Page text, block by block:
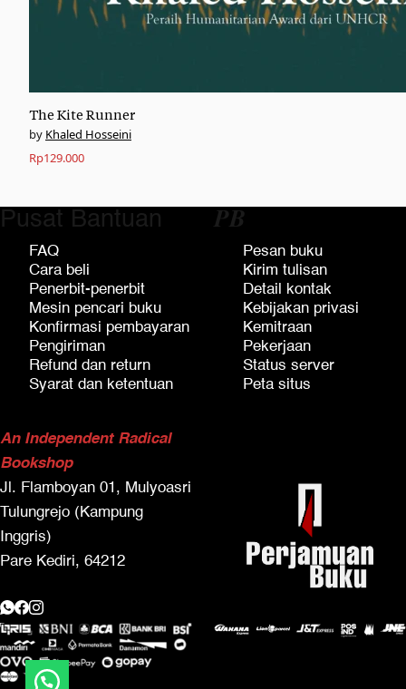
The Kite Runner
Khaled Hosseini
Rp129.000
Pusat Bantuan
FAQ
Cara beli
Penerbit-penerbit
Mesin pencari buku
Konfirmasi pembayaran
Pengiriman
Refund dan return
Syarat dan ketentuan
𝑷𝑩
Pesan buku
Kirim tulisan
Detail kontak
Kebijakan privasi
Kemitraan
Pekerjaan
Status server
Peta situs
An Independent Radical
Bookshop
Jl. Flamboyan 01, Mulyoasri
Tulungrejo (Kampung
Inggris)
Pare Kediri, 64212